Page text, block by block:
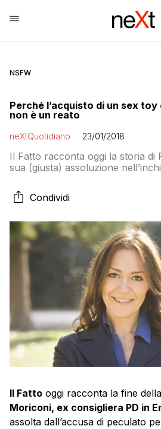
NSFW
Perché l’acquisto di un sex
non è un reato
neXtQuotidiano 23/01/2018
Il Fatto racconta oggi la storia di
sua (giusta) assoluzione
Condividi
Il Fatto oggi racconta la fine
Moriconi, ex consigliera PD in
assolta dall’accusa di peculato